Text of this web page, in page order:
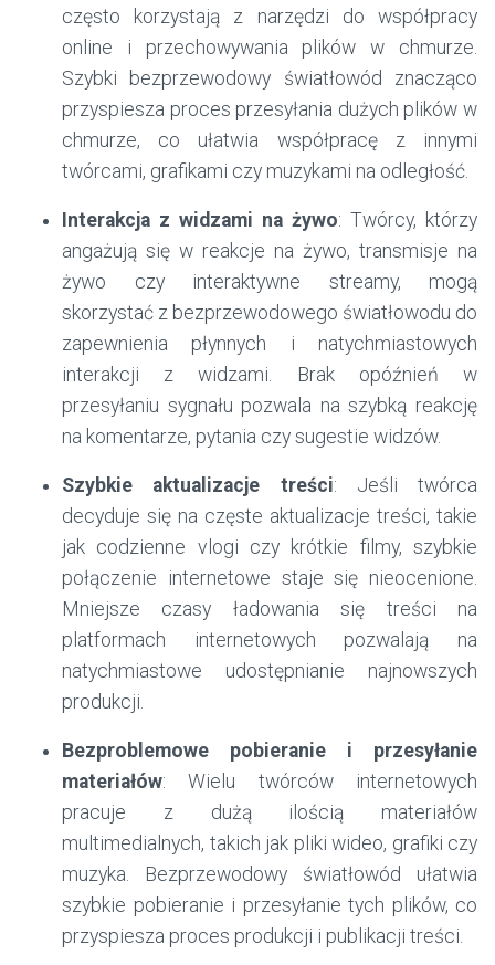
często korzystają z narzędzi do współpracy
online i przechowywania plików w chmurze.
Szybki bezprzewodowy światłowód znacząco
przyspiesza proces przesyłania dużych plików w
chmurze, co ułatwia współpracę z innymi
twórcami, grafikami czy muzykami na odległość.
Interakcja z widzami na żywo: Twórcy, którzy
angażują się w reakcje na żywo, transmisje na
żywo czy interaktywne streamy, mogą
skorzystać z bezprzewodowego światłowodu do
zapewnienia płynnych i natychmiastowych
interakcji z widzami. Brak opóźnień w
przesyłaniu sygnału pozwala na szybką reakcję
na komentarze, pytania czy sugestie widzów.
Szybkie aktualizacje treści: Jeśli twórca
decyduje się na częste aktualizacje treści, takie
jak codzienne vlogi czy krótkie filmy, szybkie
połączenie internetowe staje się nieocenione.
Mniejsze czasy ładowania się treści na
platformach internetowych pozwalają na
natychmiastowe udostępnianie najnowszych
produkcji.
Bezproblemowe pobieranie i przesyłanie
materiałów: Wielu twórców internetowych
pracuje z dużą ilością materiałów
multimedialnych, takich jak pliki wideo, grafiki czy
muzyka. Bezprzewodowy światłowód ułatwia
szybkie pobieranie i przesyłanie tych plików, co
przyspiesza proces produkcji i publikacji treści.